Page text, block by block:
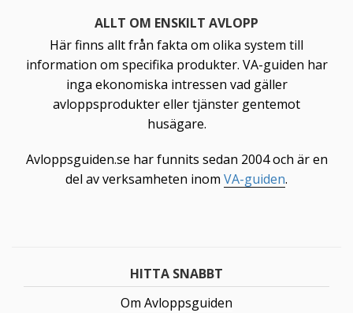
ALLT OM ENSKILT AVLOPP
Här finns allt från fakta om olika system till
information om specifika produkter. VA-guiden har
inga ekonomiska intressen vad gäller
avloppsprodukter eller tjänster gentemot
husägare.
Avloppsguiden.se har funnits sedan 2004 och är en
del av verksamheten inom VA-guiden.
HITTA SNABBT
Om Avloppsguiden